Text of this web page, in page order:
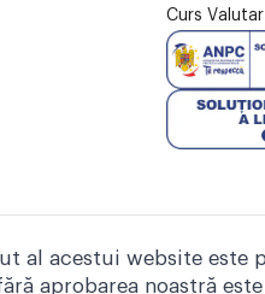
Curs Valutar
al acestui website este
aprobarea noastră